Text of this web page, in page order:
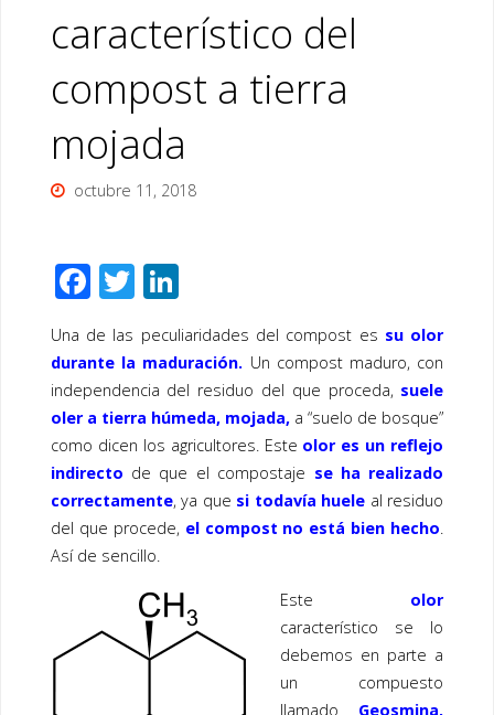
característico del
compost a tierra
mojada
octubre 11, 2018
F
ac
e
b
o
o
k
T
tt
er
Li
n
k
e
dI
n
Una de las peculiaridades del compost es su olor
durante la maduración. Un compost maduro, con
independencia del residuo del que proceda, suele
oler a tierra húmeda, mojada, a “suelo de bosque”
como dicen los agricultores. Este olor es un reflejo
indirecto de que el compostaje se ha realizado
correctamente, ya que si todavía huele al residuo
del que procede, el compost no está bien hecho.
Así de sencillo.
Este olor
característico se lo
debemos en parte a
un compuesto
llamado Geosmina,